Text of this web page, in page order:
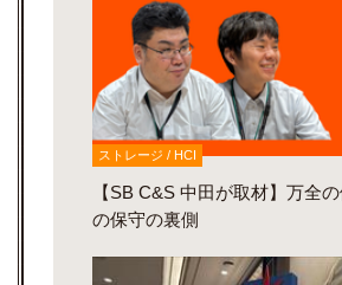
ストレージ / HCI
【SB C&S 中田が取材】万全
の保守の裏側